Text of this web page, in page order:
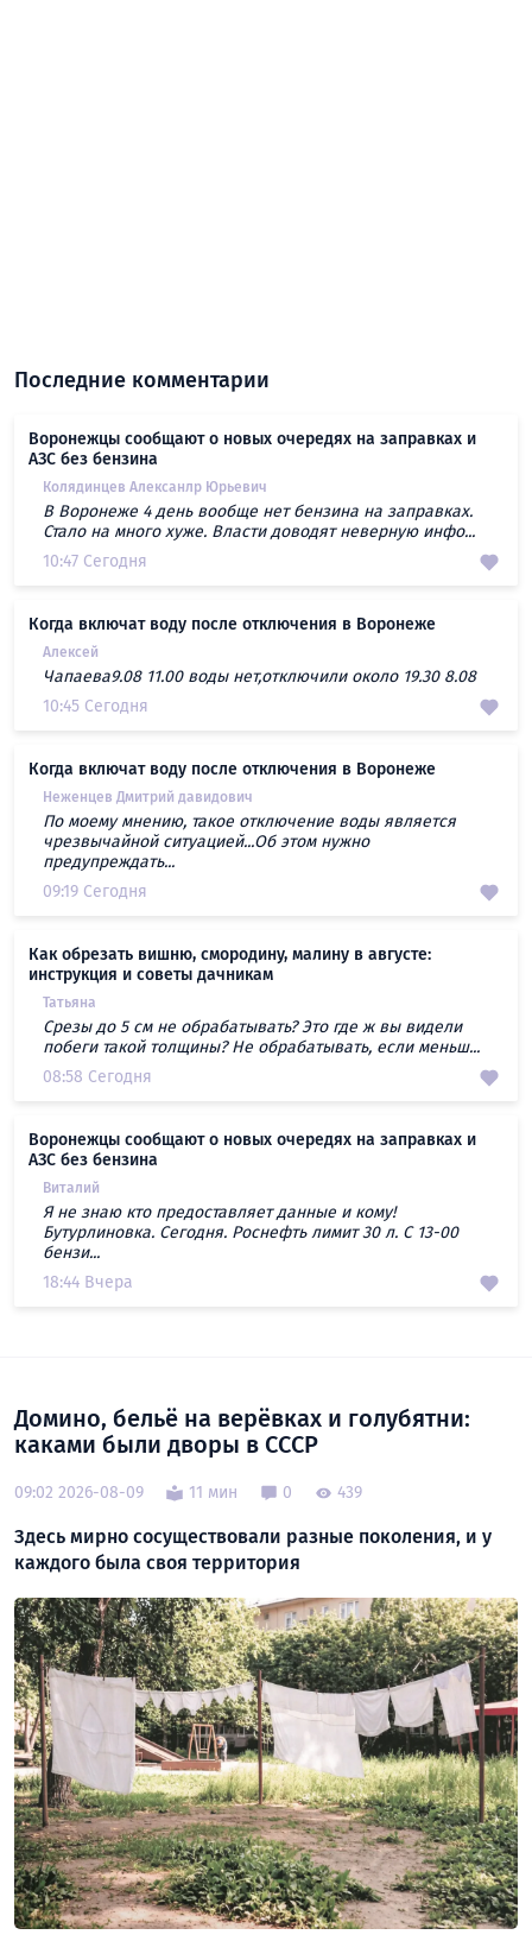
Последние комментарии
Воронежцы сообщают о новых очередях на заправках и
АЗС без бензина
Колядинцев Алексанлр Юрьевич
В Воронеже 4 день вообще нет бензина на заправках.
Стало на много хуже. Власти доводят неверную инфо...
10:47 Сегодня
Когда включат воду после отключения в Воронеже
Алексей
Чапаева9.08 11.00 воды нет,отключили около 19.30 8.08
10:45 Сегодня
Когда включат воду после отключения в Воронеже
Неженцев Дмитрий давидович
По моему мнению, такое отключение воды является
чрезвычайной ситуацией...Об этом нужно
предупреждать...
09:19 Сегодня
Как обрезать вишню, смородину, малину в августе:
инструкция и советы дачникам
Татьяна
Срезы до 5 см не обрабатывать? Это где ж вы видели
побеги такой толщины? Не обрабатывать, если меньш...
08:58 Сегодня
Воронежцы сообщают о новых очередях на заправках и
АЗС без бензина
Виталий
Я не знаю кто предоставляет данные и кому!
Бутурлиновка. Сегодня. Роснефть лимит 30 л. С 13-00
бензи...
18:44 Вчера
Домино, бельё на верёвках и голубятни:
каками были дворы в СССР
09:02 2026-08-09 11 мин 0 439
Здесь мирно сосуществовали разные поколения, и у
каждого была своя территория